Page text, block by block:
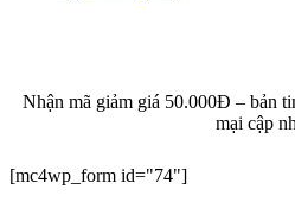
Nhận mã giảm giá 50.000Đ – bản
mại cập
[mc4wp_form id="74"]